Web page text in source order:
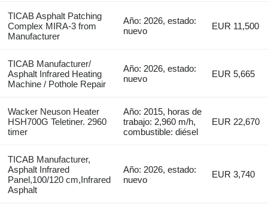
TICAB Asphalt Patching
Complex MIRA-3 from
Manufacturer
Año: 2026, estado:
nuevo
EUR 11,500
TICAB Manufacturer/
Asphalt Infrared Heating
Machine / Pothole Repair
Año: 2026, estado:
nuevo
EUR 5,665
Wacker Neuson Heater
HSH700G Teletiner. 2960
timer
Año: 2015, horas de
trabajo: 2,960 m/h,
combustible: diésel
EUR 22,670
TICAB Manufacturer,
Asphalt Infrared
Panel,100/120 cm,Infrared
Asphalt
Año: 2026, estado:
nuevo
EUR 3,740